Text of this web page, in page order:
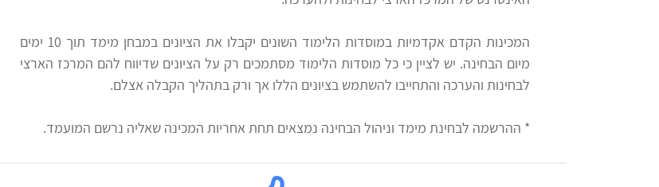
המכינות הקדם אקדמיות במוסדות הלימוד השונים יקבלו את הציונים במבחן מימד תוך 10 ימים
מיום הבחינה. יש לציין כי כל מוסדות הלימוד מסתמכים רק על הציונים שדיווח להם המרכז הארצי
לבחינות והערכה והתחייבו להשתמש בציונים הללו אך ורק בתהליך הקבלה אצלם.
* ההרשמה לבחינת מימד וניהול הבחינה נמצאים תחת אחריות המכינה שאליה נרשם המועמד.